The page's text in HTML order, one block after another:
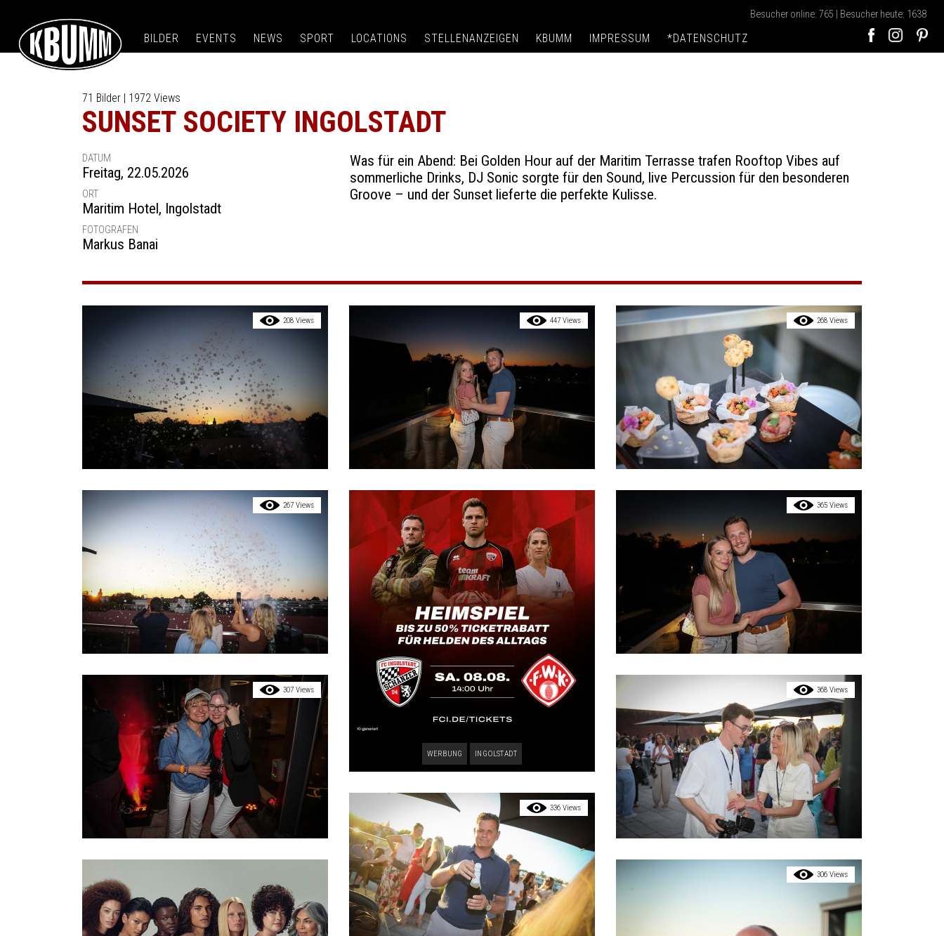
Besucher online: 765 | Besucher heute: 1638
BILDER EVENTS NEWS SPORT LOCATIONS STELLENANZEIGEN KBUMM IMPRESSUM *DATENSCHUTZ
71 Bilder | 1972 Views
SUNSET SOCIETY INGOLSTADT
DATUM
Freitag, 22.05.2026
ORT
Maritim Hotel, Ingolstadt
FOTOGRAFEN
Markus Banai
Was für ein Abend: Bei Golden Hour auf der Maritim Terrasse trafen Rooftop Vibes auf
sommerliche Drinks, DJ Sonic sorgte für den Sound, live Percussion für den besonderen
Groove – und der Sunset lieferte die perfekte Kulisse.
208 Views 447 Views 268 Views
267 Views
WERBUNG INGOLSTADT
365 Views
307 Views 368 Views
336 Views
306 Views